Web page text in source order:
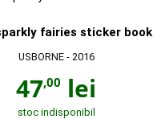
fairies sticker book
USBORNE- 2016
47,00 lei
stoc indisponibil